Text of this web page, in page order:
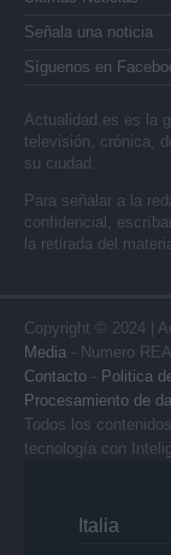
Señala una noticia
Síguenos en
Actualidad.es es la
televisión, crónica,
su ciudad.
Para señalar a la
confidencial,
la retirada del
Copyright © 2024 |
Media - Numero
Contacto - Politica
Procesamiento de
Todos los
tecnología con
Italia